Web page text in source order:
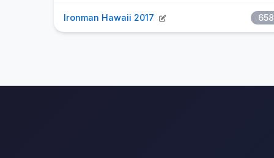
Ironman Hawaii 2017 658